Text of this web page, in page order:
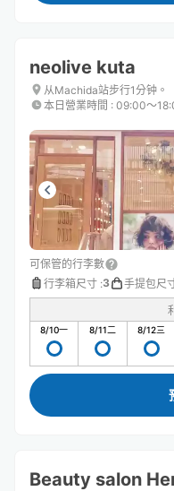
neolive kuta
从Machida站步行1分钟。
本日營業時間 : 09:00〜
可保管的行李數
行李箱尺寸 :3 手提包尺
8/10一 8/11二 8/12三
Beauty salon